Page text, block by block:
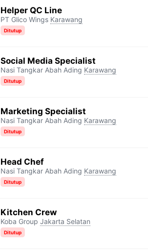
Helper QC Line
PT Glico Wings Karawang
Ditutup
Social Media Specialist
Nasi Tangkar Abah Ading Karawang
Ditutup
Marketing Specialist
Nasi Tangkar Abah Ading Karawang
Ditutup
Head Chef
Nasi Tangkar Abah Ading Karawang
Ditutup
Kitchen Crew
Koba Group Jakarta Selatan
Ditutup